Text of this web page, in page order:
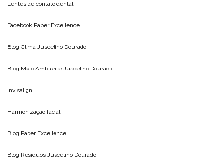
Lentes de contato dental
Facebook Paper Excellence
Blog Clima Juscelino Dourado
Blog Meio Ambiente Juscelino Dourado
Invisalign
Harmonização facial
Blog Paper Excellence
Blog Resíduos Juscelino Dourado